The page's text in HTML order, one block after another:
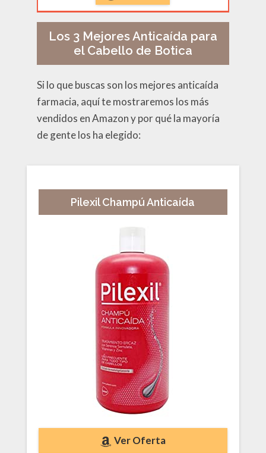
Los 3 Mejores Anticaída para
el Cabello de Botica
Si lo que buscas son los mejores anticaída
farmacia, aquí te mostraremos los más
vendidos en Amazon y por qué la mayoría
de gente los ha elegido:
Pilexil Champú Anticaída
Ver Oferta